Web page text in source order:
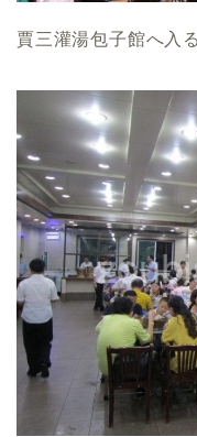
賈三灌湯包子館へ入る